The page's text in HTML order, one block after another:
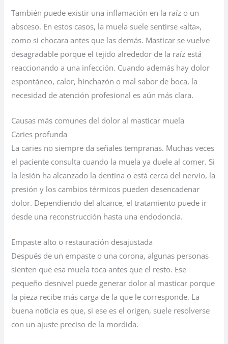
También puede existir una inflamación en la raíz o un
absceso. En estos casos, la muela suele sentirse «alta»,
como si chocara antes que las demás. Masticar se vuelve
desagradable porque el tejido alrededor de la raíz está
reaccionando a una infección. Cuando además hay dolor
espontáneo, calor, hinchazón o mal sabor de boca, la
necesidad de atención profesional es aún más clara.
Causas más comunes del dolor al masticar muela
Caries profunda
La caries no siempre da señales tempranas. Muchas veces
el paciente consulta cuando la muela ya duele al comer. Si
la lesión ha alcanzado la dentina o está cerca del nervio, la
presión y los cambios térmicos pueden desencadenar
dolor. Dependiendo del alcance, el tratamiento puede ir
desde una reconstrucción hasta una endodoncia.
Empaste alto o restauración desajustada
Después de un empaste o una corona, algunas personas
sienten que esa muela toca antes que el resto. Ese
pequeño desnivel puede generar dolor al masticar porque
la pieza recibe más carga de la que le corresponde. La
buena noticia es que, si ese es el origen, suele resolverse
con un ajuste preciso de la mordida.